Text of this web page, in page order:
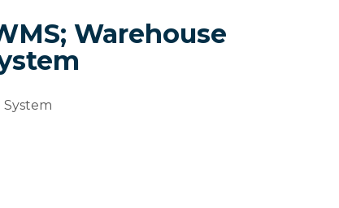
Warehouse